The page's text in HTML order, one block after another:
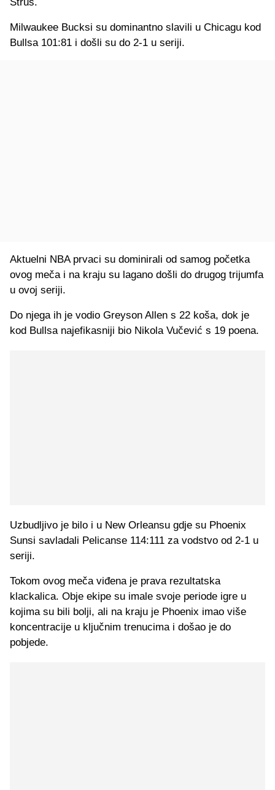
Milwaukee Bucksi su dominantno slavili u Chicagu kod
Bullsa 101:81 i došli su do 2-1 u seriji.
Aktuelni NBA prvaci su dominirali od samog početka
ovog meča i na kraju su lagano došli do drugog trijumfa
u ovoj seriji.
Do njega ih je vodio Greyson Allen s 22 koša, dok je
kod Bullsa najefikasniji bio Nikola Vučević s 19 poena.
Uzbudljivo je bilo i u New Orleansu gdje su Phoenix
Sunsi savladali Pelicanse 114:111 za vodstvo od 2-1 u
seriji.
Tokom ovog meča viđena je prava rezultatska
klackalica. Obje ekipe su imale svoje periode igre u
kojima su bili bolji, ali na kraju je Phoenix imao više
koncentracije u ključnim trenucima i došao je do
pobjede.